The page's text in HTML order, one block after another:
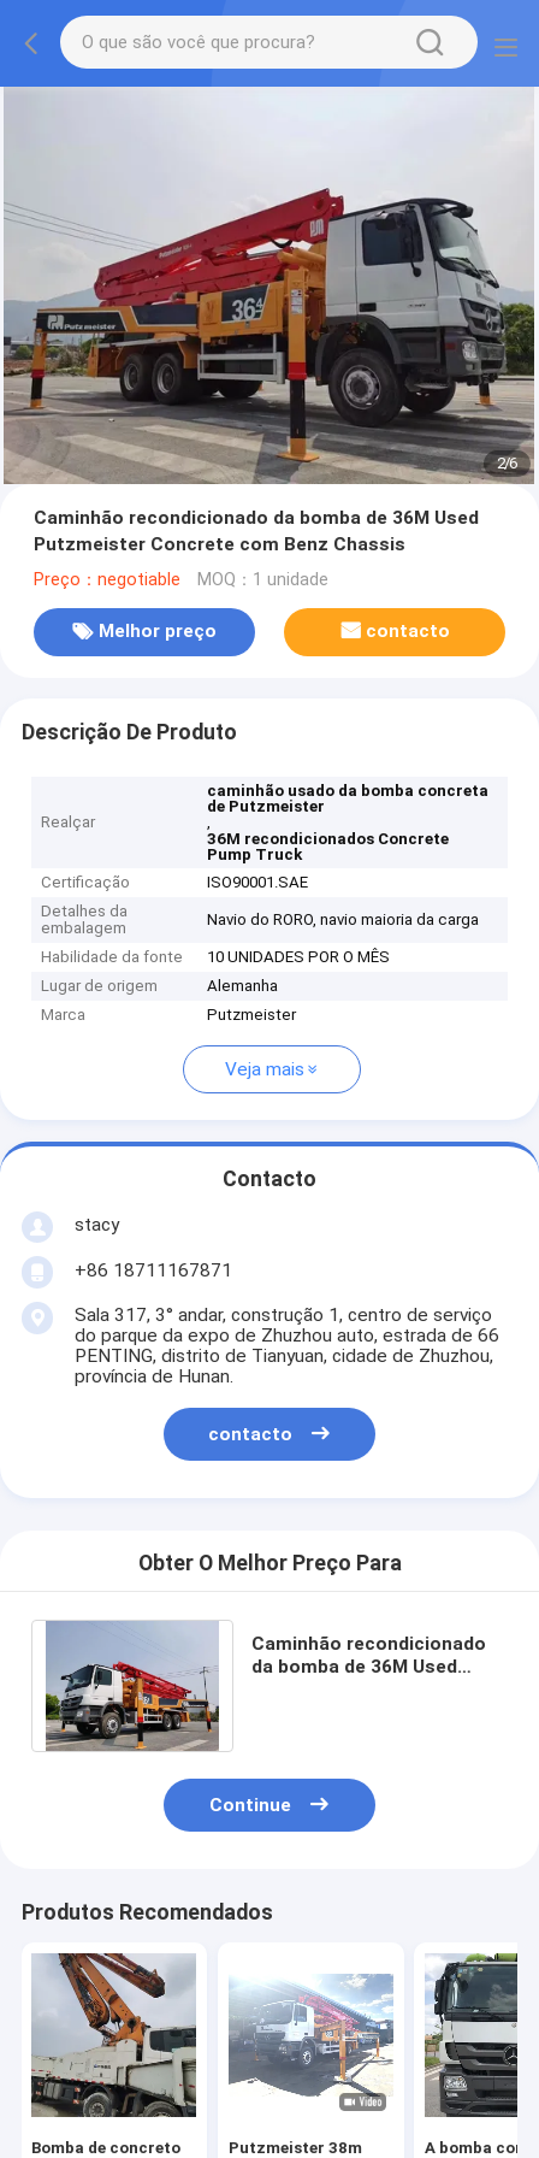
2/6
Caminhão recondicionado da bomba de 36M Used
Putzmeister Concrete com Benz Chassis
Preço：negotiable MOQ：1 unidade
Melhor preço contacto
Descrição De Produto
Realçar
caminhão usado da bomba concreta
de Putzmeister
,
36M recondicionados Concrete
Pump Truck
Certificação
ISO90001.SAE
Detalhes da
embalagem
Navio do RORO, navio maioria da carga
Habilidade da fonte
10 UNIDADES POR O MÊS
Lugar de origem
Alemanha
Marca
Putzmeister
Veja mais
Contacto
stacy
+86 18711167871
Sala 317, 3° andar, construção 1, centro de serviço
do parque da expo de Zhuzhou auto, estrada de 66
PENTING, distrito de Tianyuan, cidade de Zhuzhou,
província de Hunan.
contacto
Obter O Melhor Preço Para
Caminhão recondicionado
da bomba de 36M Used
Continue
Produtos Recomendados
Bomba de concreto
Putzmeister 38m
A bomba